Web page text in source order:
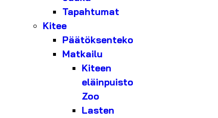
Tapahtumat
Kitee
Päätöksenteko
Matkailu
Kiteen
eläinpuisto
Zoo
Lasten